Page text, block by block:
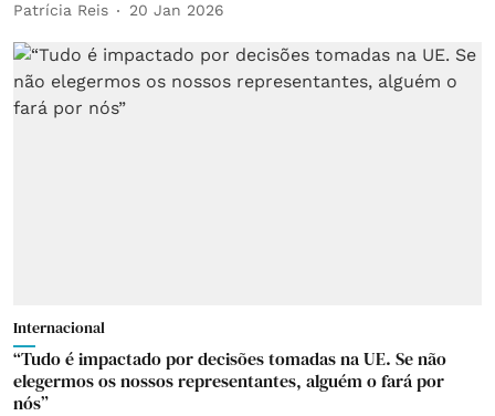
Patrícia Reis 20 Jan 2026
Internacional
“Tudo é impactado por decisões tomadas na UE. Se não
elegermos os nossos representantes, alguém o fará por
nós”